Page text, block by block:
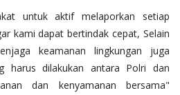
untuk aktif melaporkan setiap
kami dapat bertindak cepat, Selain
keamanan lingkungan juga
harus dilakukan antara Polri dan
dan kenyamanan bersama"